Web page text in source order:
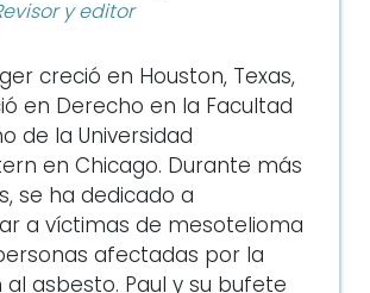
y editor
creció en Houston, Texas,
en Derecho en la Facultad
de la Universidad
en Chicago. Durante más
se ha dedicado a
a víctimas de mesotelioma
afectadas por la
al asbesto. Paul y su bufete